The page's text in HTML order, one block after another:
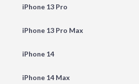
iPhone 13 Pro
iPhone 13 Pro Max
iPhone 14
iPhone 14 Max